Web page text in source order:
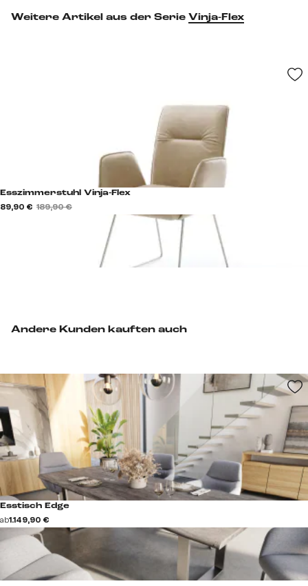
Andere Kunden kauften auch
Esstisch Edge
ab1.149,90 €
Weitere Artikel aus der Serie Vinja-Flex
Esszimmerstuhl Vinja-Flex
89,90 € 189,90 €